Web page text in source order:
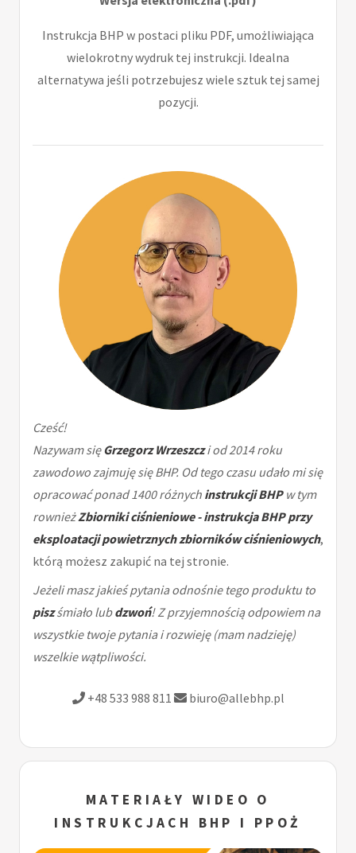
Instrukcja BHP w postaci pliku PDF, umożliwiająca
wielokrotny wydruk tej instrukcji. Idealna
alternatywa jeśli potrzebujesz wiele sztuk tej samej
pozycji.
Cześć!
Nazywam sięGrzegorz Wrzeszczi od 2014 roku
zawodowo zajmuję się BHP. Od tego czasu udało mi się
opracować ponad 1400 różnych instrukcji BHPw tym
rownieżZbiorniki ciśnieniowe - instrukcja BHP przy
eksploatacji powietrznych zbiorników ciśnieniowych,
którą możesz zakupić na tej stronie.
Jeżeli masz jakieś pytania odnośnie tego produktu to
piszśmiało lubdzwoń! Z przyjemnością odpowiem na
wszystkie twoje pytania i rozwieję (mam nadzieję)
wszelkie wątpliwości.
+48 533 988 811 biuro@allebhp.pl
MATERIAŁY WIDEO O
INSTRUKCJACH BHP I PPOŻ